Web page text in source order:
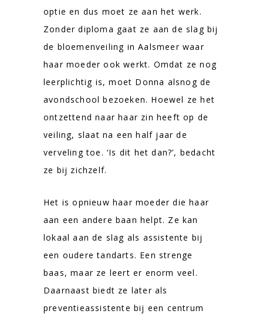
optie en dus moet ze aan het werk.
Zonder diploma gaat ze aan de slag bij
de bloemenveiling in Aalsmeer waar
haar moeder ook werkt. Omdat ze nog
leerplichtig is, moet Donna alsnog de
avondschool bezoeken. Hoewel ze het
ontzettend naar haar zin heeft op de
veiling, slaat na een half jaar de
verveling toe. ‘Is dit het dan?’, bedacht
ze bij zichzelf.
Het is opnieuw haar moeder die haar
aan een andere baan helpt. Ze kan
lokaal aan de slag als assistente bij
een oudere tandarts. Een strenge
baas, maar ze leert er enorm veel.
Daarnaast biedt ze later als
preventieassistente bij een centrum